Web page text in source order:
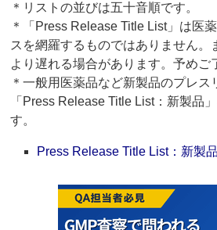
＊リストの並びは五十音順です。
＊「Press Release Title List」は医
スを網羅するものではありません。
より遅れる場合があります。予めご
＊一般用医薬品など新製品のプレス
「Press Release Title List：新製品
す。
Press Release Title List：新製品